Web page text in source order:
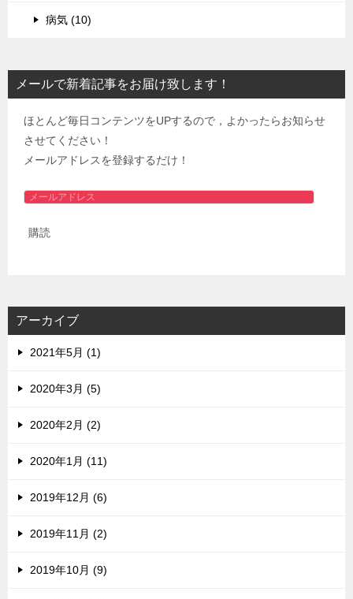
病気 (10)
メールで新着記事をお届け致します！
ほとんど毎日コンテンツをUPするので，よかったらお知らせ
させてください！
メールアドレスを登録するだけ！
メ
ル
ス
購読
アーカイブ
2021年5月 (1)
2020年3月 (5)
2020年2月 (2)
2020年1月 (11)
2019年12月 (6)
2019年11月 (2)
2019年10月 (9)